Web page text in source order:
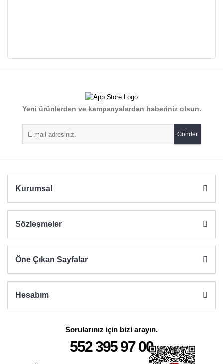
Yorum Yaz
Ürün resmi kalitesiz, bozuk veya görüntülenemiyor.
Ürün açıklamasında eksik bilgiler bulunuyor.
Ürün bilgilerinde hatalar bulunuyor.
Yeni ürünlerden ve kampanyalardan haberiniz olsun.
Gönder
Kurumsal
Sözleşmeler
Öne Çıkan Sayfalar
Hesabım
Sorularınız için bizi arayın.
552 395 97 00